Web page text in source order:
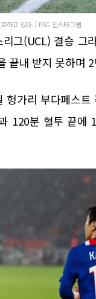
하고 있다. / PSG 인스타그램
그(UCL) 결승
끝내 받지 못하며
헝가리 부다페스
120분 혈투 끝에